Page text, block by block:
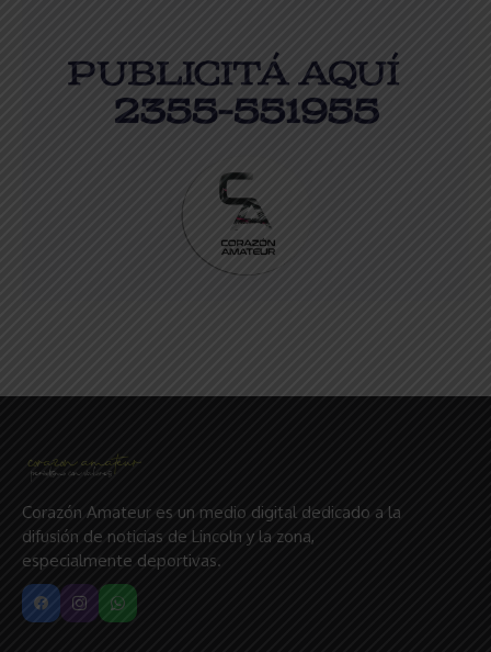
Corazón Amateur es un medio digital dedicado a la
difusión de noticias de Lincoln y la zona,
especialmente deportivas.